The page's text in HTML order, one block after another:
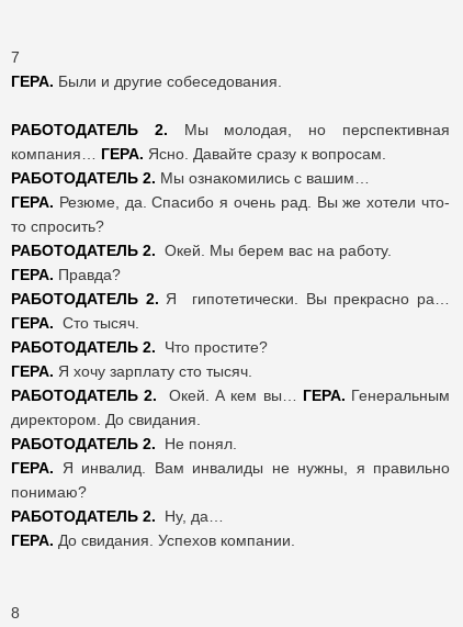
7
ГЕРА. Были и другие собеседования.
РАБОТОДАТЕЛЬ 2. Мы молодая, но перспективная
компания… ГЕРА. Ясно. Давайте сразу к вопросам.
РАБОТОДАТЕЛЬ 2. Мы ознакомились с вашим…
ГЕРА. Резюме, да. Спасибо я очень рад. Вы же хотели что-
то спросить?
РАБОТОДАТЕЛЬ 2. Окей. Мы берем вас на работу.
ГЕРА. Правда?
РАБОТОДАТЕЛЬ 2. Я гипотетически. Вы прекрасно ра…
ГЕРА. Сто тысяч.
РАБОТОДАТЕЛЬ 2. Что простите?
ГЕРА. Я хочу зарплату сто тысяч.
РАБОТОДАТЕЛЬ 2. Окей. А кем вы… ГЕРА. Генеральным
директором. До свидания.
РАБОТОДАТЕЛЬ 2. Не понял.
ГЕРА. Я инвалид. Вам инвалиды не нужны, я правильно
понимаю?
РАБОТОДАТЕЛЬ 2. Ну, да…
ГЕРА. До свидания. Успехов компании.
8